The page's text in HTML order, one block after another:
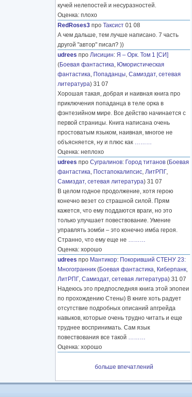
кучей нелепостей и несуразностей.
Оценка: плохо
RedRoses3 про Таксист 01 08
А чем дальше, тем лучше написано. 7 часть
другой "автор" писал? ))
udrees про Лисицин: Я – Орк. Том 1 [СИ]
(Боевая фантастика, Юмористическая
фантастика, Попаданцы, Самиздат, сетевая
литература) 31 07
Хорошая такая, добрая и наивная книга про
приключения попаданца в теле орка в
фэнтезийном мире. Все действо начинается с
первой страницы. Книга написана очень
простоватым языком, наивная, многое не
объясняется, ну и плюс как ………
Оценка: неплохо
udrees про Сугралинов: Город титанов (Боевая
фантастика, Постапокалипсис, ЛитРПГ,
Самиздат, сетевая литература) 31 07
В целом годное продолжение, хотя герою
конечно везет со страшной силой. Прям
кажется, что ему поддаются враги, но это
только улучшает повествование. Умение
управлять зомби – это конечно имба героя.
Странно, что ему еще не ………
Оценка: хорошо
udrees про Мантикор: Покоривший СТЕНУ 23:
Многогранник (Боевая фантастика, Киберпанк,
ЛитРПГ, Самиздат, сетевая литература) 31 07
Надеюсь это предпоследняя книга этой эпопеи
по прохождению Стены) В книге хоть радует
отсутствие подробных описаний апгрейда
навыков, которые очень трудно читать и еще
труднее воспринимать. Сам язык
повествования все такой ………
Оценка: хорошо
больше впечатлений